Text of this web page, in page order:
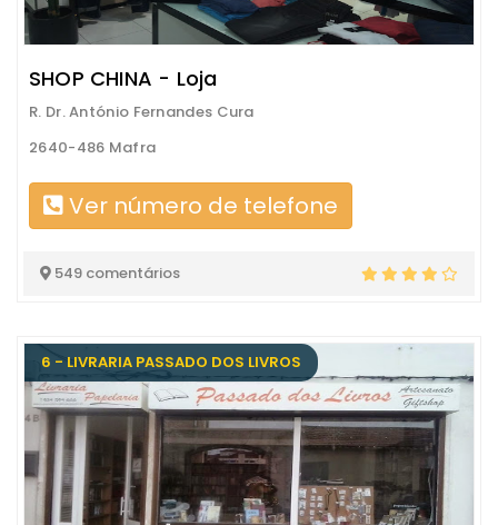
SHOP CHINA - Loja
R. Dr. António Fernandes Cura
2640-486 Mafra
Ver número de telefone
549 comentários
6 - LIVRARIA PASSADO DOS LIVROS